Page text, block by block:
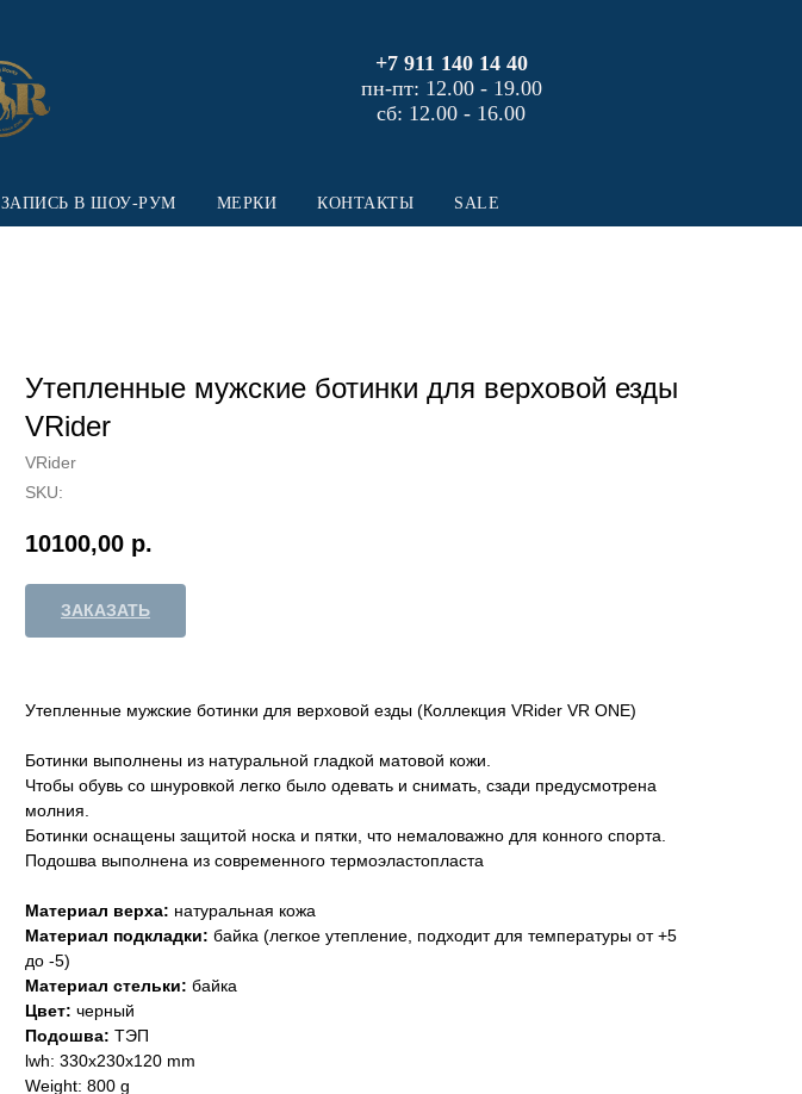
+7 911 140 14 40
пн-пт: 12.00 - 19.00
сб: 12.00 - 16.00
ЗАПИСЬ В ШОУ-РУМ МЕРКИ КОНТАКТЫ SALE
Утепленные мужские ботинки для верховой езды
VRider
VRider
SKU:
10100,00 р.
ЗАКАЗАТЬ
Утепленные мужские ботинки для верховой езды (Коллекция VRider VR ONE)
Ботинки выполнены из натуральной гладкой матовой кожи.
Чтобы обувь со шнуровкой легко было одевать и снимать, сзади предусмотрена
молния.
Ботинки оснащены защитой носка и пятки, что немаловажно для конного спорта.
Подошва выполнена из современного термоэластопласта
Материал верха: натуральная кожа
Материал подкладки: байка (легкое утепление, подходит для температуры от +5
до -5)
Материал стельки: байка
Цвет: черный
Подошва: ТЭП
lwh: 330x230x120 mm
Weight: 800 g